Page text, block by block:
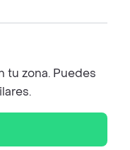
tu zona. Puedes